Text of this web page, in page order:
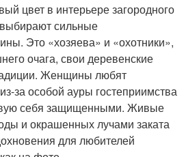
цвет в интерьере загородного
сильные
Это «хозяева» и «охотники»,
очага, свои деревенские
Женщины любят
за особой ауры гостеприимства
себя защищенными. Живые
и окрашенных лучами заката
для любителей